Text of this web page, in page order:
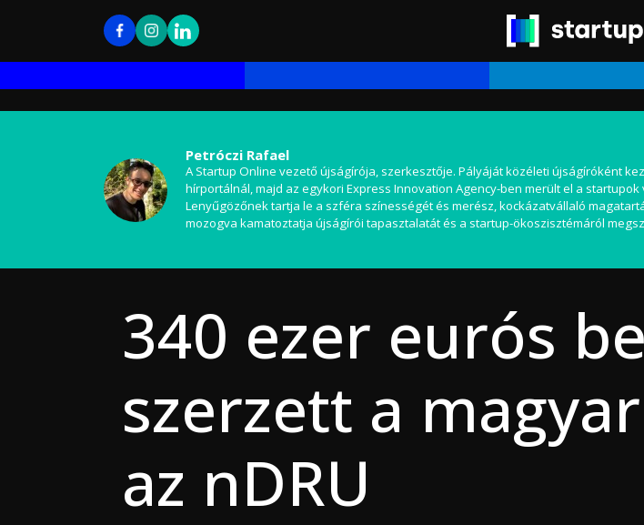
Petróczi Rafael
A Startup Online vezető újságírója, szerkesztője. Pályáját közéleti újságíróként
hírportálnál, majd az egykori Express Innovation Agency-ben merült el a startupok
Lenyűgözőnek tartja le a szféra színességét és merész, kockázatvállaló
mozogva kamatoztatja újságírói tapasztalatát és a startup-ökoszisztémáról
340 ezer eurós
szerzett a
az nDRU